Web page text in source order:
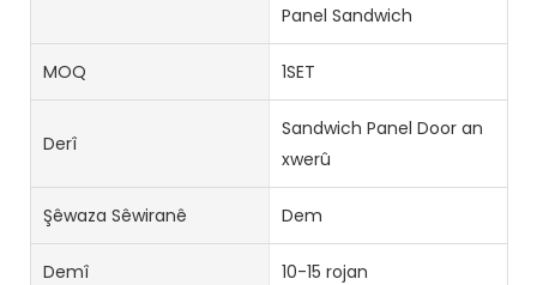
Panel Sandwich
MOQ 1SET
Derî
Sandwich Panel Door an
xwerû
Şêwaza Sêwiranê Dem
Demî 10-15 rojan